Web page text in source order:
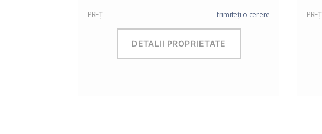
PREŢ
trimiteți o cerere
DETALII PROPRIETATE
PREŢ